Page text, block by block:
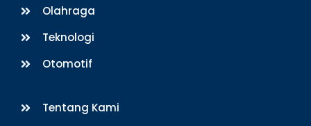
Olahraga
Teknologi
Otomotif
Tentang Kami